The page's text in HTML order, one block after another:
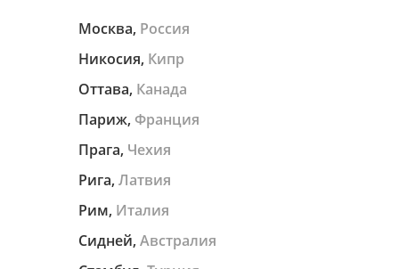
Москва, Россия
Никосия, Кипр
Оттава, Канада
Париж, Франция
Прага, Чехия
Рига, Латвия
Рим, Италия
Сидней, Австралия